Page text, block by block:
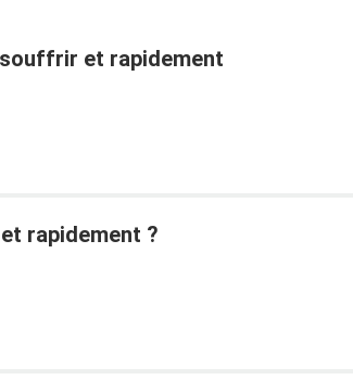
et rapidement
rapidement ?